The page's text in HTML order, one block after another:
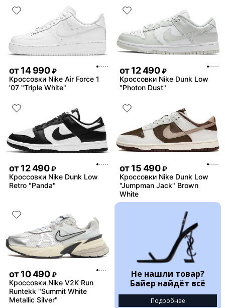
от14 990 ₽
Кроссовки Nike Air Force 1
'07 "Triple White"
от12 490 ₽
Кроссовки Nike Dunk Low
"Photon Dust"
от12 490 ₽
Кроссовки Nike Dunk Low
Retro "Panda"
от15 490 ₽
Кроссовки Nike Dunk Low
"Jumpman Jack" Brown
White
от10 490 ₽
Кроссовки Nike V2K Run
Runtekk "Summit White
Metallic Silver"
Не нашли товар?
Байер найдёт всё
Подробнее